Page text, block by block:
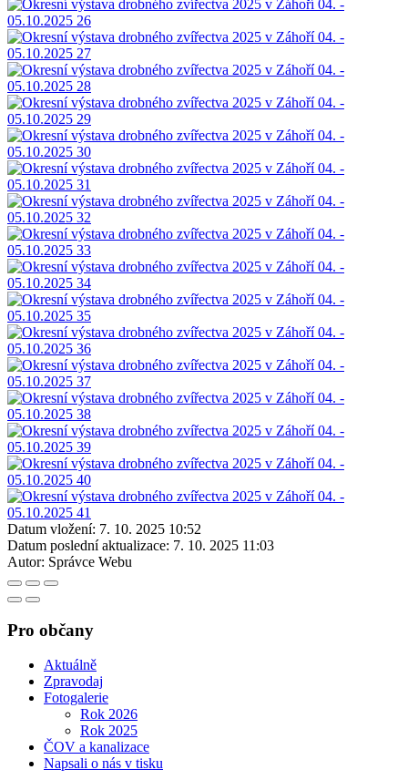
Datum vložení: 7. 10. 2025 10:52
Datum poslední aktualizace: 7. 10. 2025 11:03
Autor: Správce Webu
Pro občany
Aktuálně
Zpravodaj
Fotogalerie
Rok 2026
Rok 2025
ČOV a kanalizace
Napsali o nás v tisku